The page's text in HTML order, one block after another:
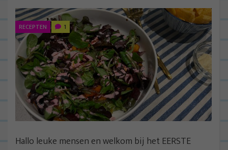
RECEPTEN 1
Hallo leuke mensen en welkom bij het EERSTE